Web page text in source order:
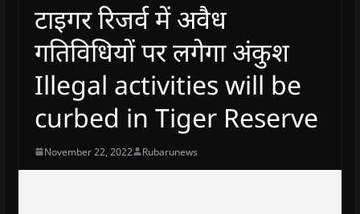
टाइगर रिजर्व में अवैध
गतिविधियों पर लगेगा अंकुश
Illegal activities will be
curbed in Tiger Reserve
November 22, 2022 Rubarunews